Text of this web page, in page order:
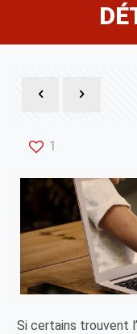
1
Si certains trouvent